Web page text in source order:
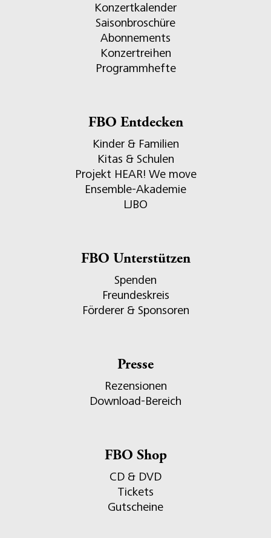
Konzertkalender
Saisonbroschüre
Abonnements
Konzertreihen
Programmhefte
FBO Entdecken
Kinder & Familien
Kitas & Schulen
Projekt HEAR! We move
Ensemble-Akademie
LJBO
FBO Unterstützen
Spenden
Freundeskreis
Förderer & Sponsoren
Presse
Rezensionen
Download-Bereich
FBO Shop
CD & DVD
Tickets
Gutscheine